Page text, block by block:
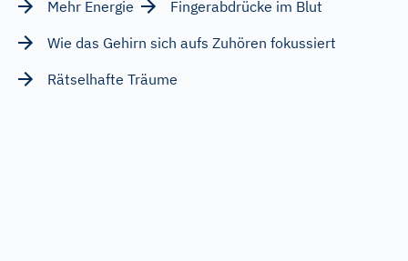
Mehr Energie
Fingerabdrücke im Blut
Wie das Gehirn sich aufs Zuhören fokussiert
Rätselhafte Träume